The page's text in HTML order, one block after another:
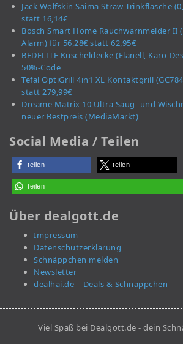
Jack Wolfskin Saima Straw Trinkflasche
statt 16,14€
Bosch Smart Home Rauchwarnmelder II
Alarm) für 56,28€ statt 62,95€
BEDELITE Kuscheldecke (Flanell, Karo-
50%-Code
Tefal OptiGrill 4in1 XL Kontaktgrill
statt 279,99€
Dreame Matrix 10 Ultra Saug- und
neuer Bestpreis (MediaMarkt)
Social Media / Teilen
teilen teilen
teilen
Über dealgott.de
Impressum
Datenschutzerklärung
Schnäppchen melden
Newsletter
dealhai.de – Deals & Schnäppchen
Viel Spaß bei Dealgott.de - dein